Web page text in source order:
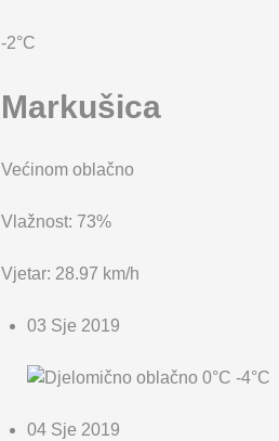
-2°C
Markušica
Većinom oblačno
Vlažnost: 73%
Vjetar: 28.97 km/h
03 Sje 2019
0°C -4°C
04 Sje 2019